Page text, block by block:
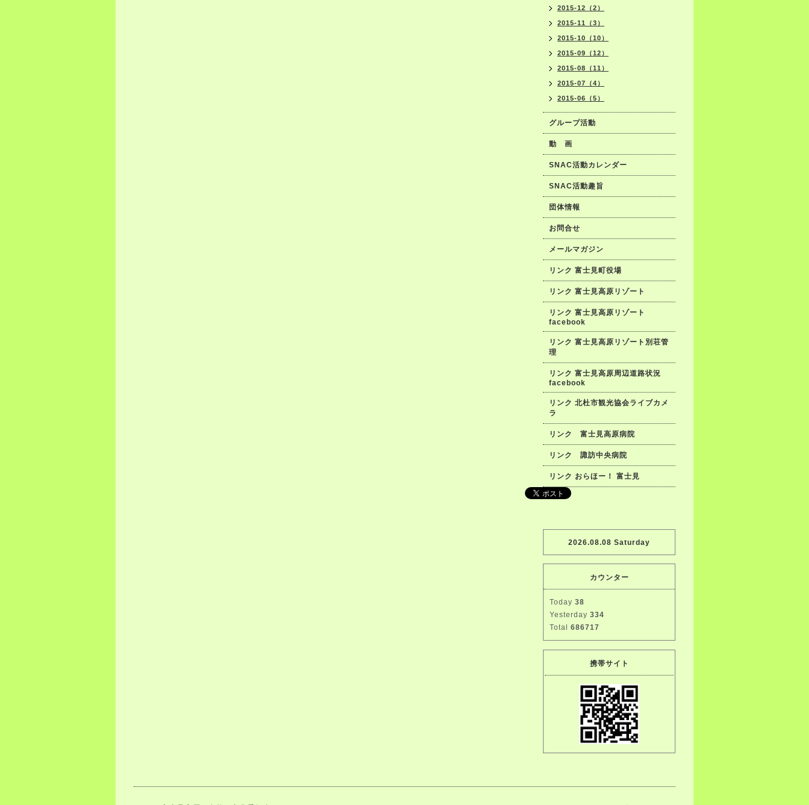
2015-12（2）
2015-11（3）
2015-10（10）
2015-09（12）
2015-08（11）
2015-07（4）
2015-06（5）
グループ活動
動 画
SNAC活動カレンダー
SNAC活動趣旨
団体情報
お問合せ
メールマガジン
リンク 富士見町役場
リンク 富士見高原リゾート
リンク 富士見高原リゾート
facebook
リンク 富士見高原リゾート別荘管
理
リンク 富士見高原周辺道路状況
facebook
リンク 北杜市観光協会ライブカメ
ラ
リンク 富士見高原病院
リンク 諏訪中央病院
リンク おらほー！ 富士見
2026.08.08 Saturday
カウンター
Today 38
Yesterday 334
Total 686717
携帯サイト